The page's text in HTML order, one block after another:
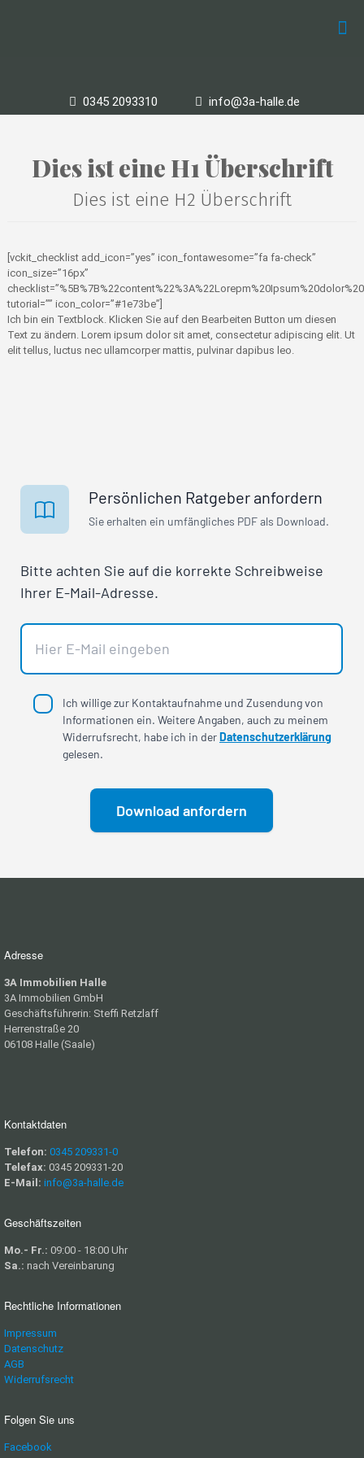
0345 2093310 info@3a-halle.de
Dies ist eine H1 Überschrift
Dies ist eine H2 Überschrift
[vckit_checklist add_icon=”yes” icon_fontawesome=”fa fa-check”
icon_size=”16px”
tutorial=”” icon_color=”#1e73be”]
Ich bin ein Textblock. Klicken Sie auf den Bearbeiten Button um diesen
Text zu ändern. Lorem ipsum dolor sit amet, consectetur adipiscing elit. Ut
elit tellus, luctus nec ullamcorper mattis, pulvinar dapibus leo.
Adresse
3A Immobilien Halle
3A Immobilien GmbH
Geschäftsführerin: Steffi Retzlaff
Herrenstraße 20
06108 Halle (Saale)
Kontaktdaten
Telefon: 0345 209331-0
Telefax: 0345 209331-20
E-Mail: info@3a-halle.de
Geschäftszeiten
Mo.- Fr.: 09:00 - 18:00 Uhr
Sa.: nach Vereinbarung
Rechtliche Informationen
Impressum
Datenschutz
AGB
Widerrufsrecht
Folgen Sie uns
Facebook